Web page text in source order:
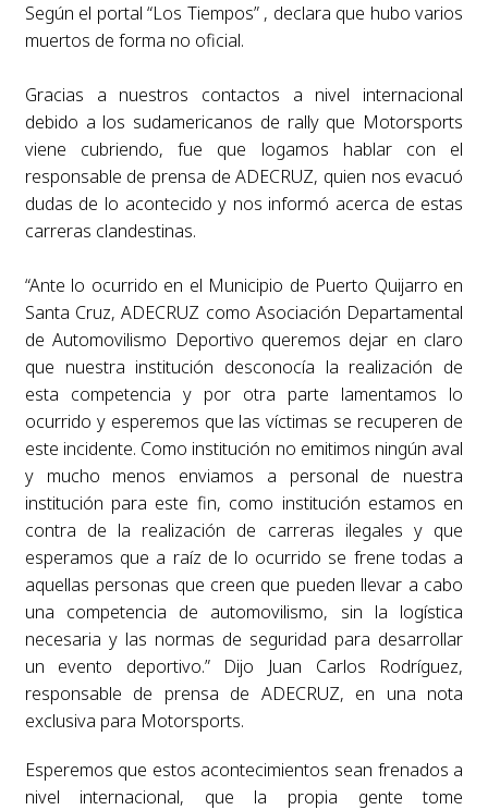
Según el portal “Los Tiempos” , declara que hubo varios
muertos de forma no oficial.
Gracias a nuestros contactos a nivel internacional
debido a los sudamericanos de rally que Motorsports
viene cubriendo, fue que logamos hablar con el
responsable de prensa de ADECRUZ, quien nos evacuó
dudas de lo acontecido y nos informó acerca de estas
carreras clandestinas.
“Ante lo ocurrido en el Municipio de Puerto Quijarro en
Santa Cruz, ADECRUZ como Asociación Departamental
de Automovilismo Deportivo queremos dejar en claro
que nuestra institución desconocía la realización de
esta competencia y por otra parte lamentamos lo
ocurrido y esperemos que las víctimas se recuperen de
este incidente. Como institución no emitimos ningún aval
y mucho menos enviamos a personal de nuestra
institución para este fin, como institución estamos en
contra de la realización de carreras ilegales y que
esperamos que a raíz de lo ocurrido se frene todas a
aquellas personas que creen que pueden llevar a cabo
una competencia de automovilismo, sin la logística
necesaria y las normas de seguridad para desarrollar
un evento deportivo.” Dijo Juan Carlos Rodríguez,
responsable de prensa de ADECRUZ, en una nota
exclusiva para Motorsports.
Esperemos que estos acontecimientos sean frenados a
nivel internacional, que la propia gente tome